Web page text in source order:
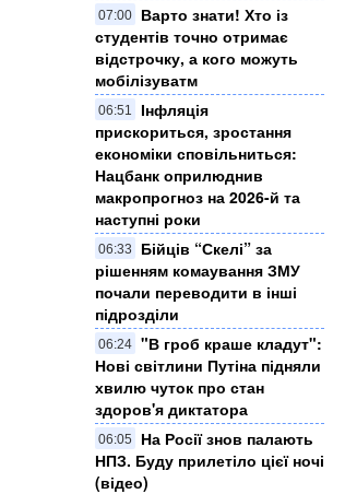
07:00
Варто знати! Хто із
студентів точно отримає
відстрочку, а кого можуть
мобілізуватм
06:51
Інфляція
прискориться, зростання
економіки сповільниться:
Нацбанк оприлюднив
макропрогноз на 2026-й та
наступні роки
06:33
Бійців “Скелі” за
рішенням комаування ЗМУ
почали переводити в інші
підрозділи
06:24 "В гроб краше кладут":
Нові світлини Путіна підняли
хвилю чуток про стан
здоров'я диктатора
06:05
На Росії знов палають
НПЗ. Буду прилетіло цієї ночі
(відео)